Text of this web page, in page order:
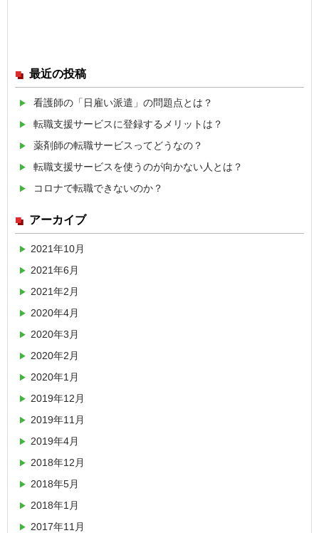
最近の投稿
看護師の「日雇い派遣」の問題点とは？
転職支援サービスに登録するメリットは？
薬剤師の転職サービスってどうなの？
転職支援サービスを使うのが向かない人とは？
コロナで転職できないのか？
アーカイブ
2021年10月
2021年6月
2021年2月
2020年4月
2020年3月
2020年2月
2020年1月
2019年12月
2019年11月
2019年4月
2018年12月
2018年5月
2018年1月
2017年11月